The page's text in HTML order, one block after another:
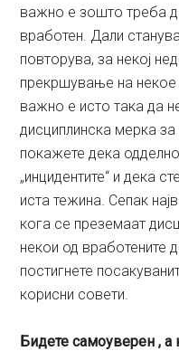
важно е зошто треба
вработен. Дали
повторува, за некој
прекршување на
важно е исто така да
дисциплинска мерка
покажете дека
„инцидентите“ и дека
иста тежина. Сепак
кога се преземаат
некои од вработените
постигнете
корисни совети.
Бидете самоуверен , а